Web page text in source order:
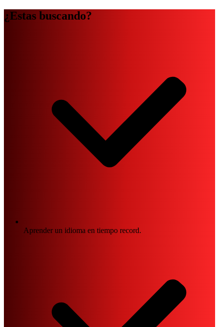
¿Estas buscando?
Aprender un idioma en tiempo record.